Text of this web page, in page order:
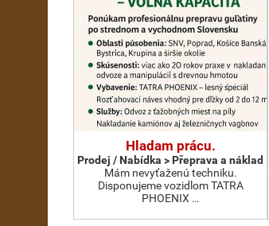
Hladam prácu.
Prodej / Nabídka > Přeprava a náklad
Mám nevyťaženú techniku.
Disponujeme vozidlom TATRA
PHOENIX …